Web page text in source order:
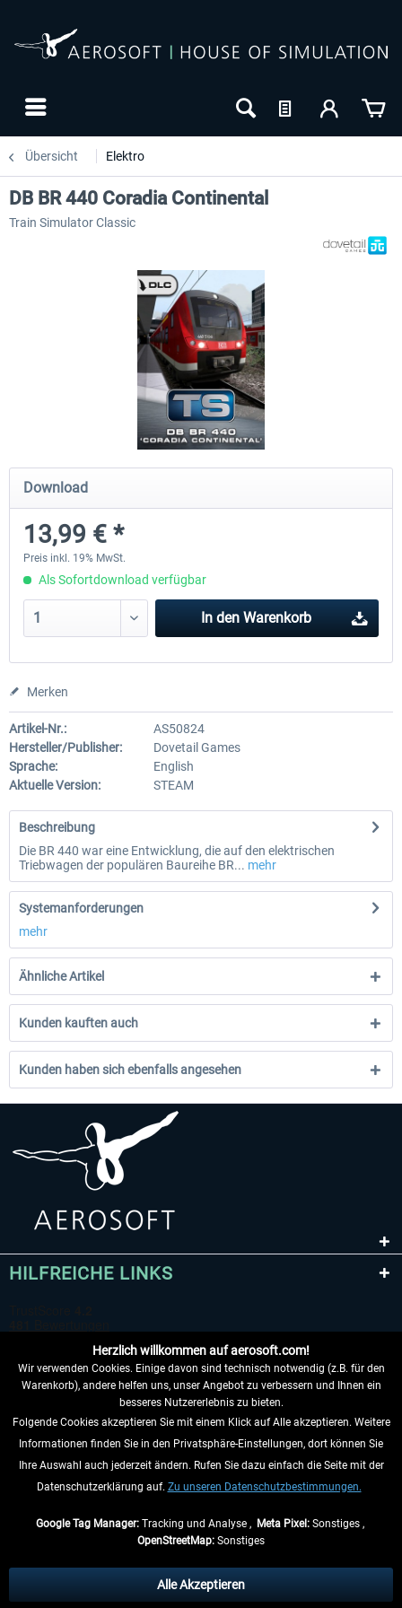
Übersicht Elektro
ICE 4 (BR 412)
34,95 € *
Stadler Flirt 3
DB BR 440 Coradia Continental
Train Simulator Classic
Download
13,99 € *
Preis inkl. 19% MwSt.
Als Sofortdownload verfügbar
In den Warenkorb
Merken
Artikel-Nr.:
AS50824
Hersteller/Publisher:
Dovetail Games
Sprache:
English
Aktuelle Version:
STEAM
Beschreibung
Die BR 440 war eine Entwicklung, die auf den elektrischen
Triebwagen der populären Baureihe BR... mehr
Systemanforderungen
mehr
Ähnliche Artikel
Kunden kauften auch
Kunden haben sich ebenfalls angesehen
HILFREICHE LINKS
VERTRAG WIDERRUFEN
INFORMATIONEN
anders beschrieben.
** Gilt für Lieferungen innerhalb Deutschlands, Lieferzeiten für andere Länder
Herzlich willkommen auf aerosoft.com!
Wir verwenden Cookies. Einige davon sind technisch notwendig (z.B. für den
Warenkorb), andere helfen uns, unser Angebot zu verbessern und Ihnen ein
besseres Nutzererlebnis zu bieten.
Folgende Cookies akzeptieren Sie mit einem Klick auf Alle akzeptieren. Weitere
Informationen finden Sie in den Privatsphäre-Einstellungen, dort können Sie
Ihre Auswahl auch jederzeit ändern. Rufen Sie dazu einfach die Seite mit der
Datenschutzerklärung auf. Zu unseren Datenschutzbestimmungen.
Google Tag Manager:Tracking und Analyse , Meta Pixel:Sonstiges ,
OpenStreetMap: Sonstiges
Alle Akzeptieren